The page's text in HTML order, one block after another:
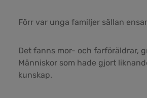
Förr var unga familjer sällan
Det fanns mor- och farföräldrar,
Människor som hade gjort
kunskap.